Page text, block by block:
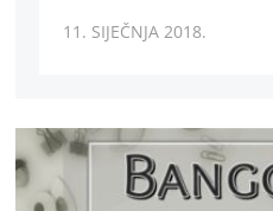
11. SIJEČNJA 2018.